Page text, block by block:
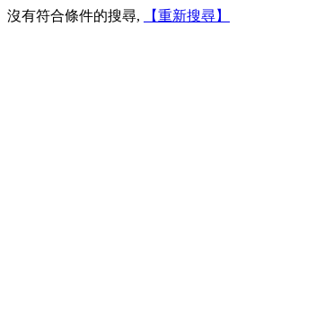
沒有符合條件的搜尋, 【重新搜尋】